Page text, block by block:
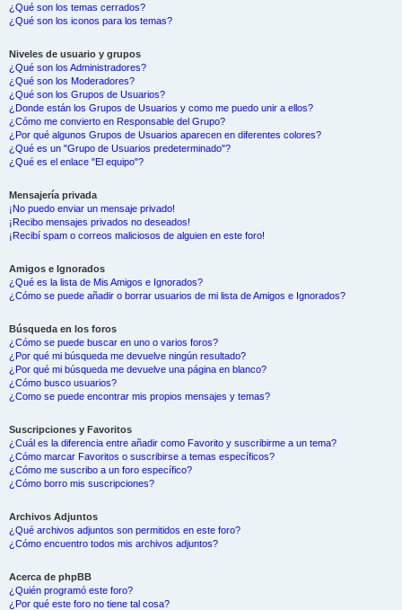
¿Qué son los temas cerrados?
¿Qué son los iconos para los temas?
Niveles de usuario y grupos
¿Qué son los Administradores?
¿Qué son los Moderadores?
¿Qué son los Grupos de Usuarios?
¿Donde están los Grupos de Usuarios y como me puedo unir a ellos?
¿Cómo me convierto en Responsable del Grupo?
¿Por qué algunos Grupos de Usuarios aparecen en diferentes colores?
¿Qué es un "Grupo de Usuarios predeterminado"?
¿Qué es el enlace "El equipo"?
Mensajería privada
¡No puedo enviar un mensaje privado!
¡Recibo mensajes privados no deseados!
¡Recibí spam o correos maliciosos de alguien en este foro!
Amigos e Ignorados
¿Qué es la lista de Mis Amigos e Ignorados?
¿Cómo se puede añadir o borrar usuarios de mi lista de Amigos e Ignorados?
Búsqueda en los foros
¿Cómo se puede buscar en uno o varios foros?
¿Por qué mi búsqueda me devuelve ningún resultado?
¿Por qué mi búsqueda me devuelve una página en blanco?
¿Cómo busco usuarios?
¿Como se puede encontrar mis propios mensajes y temas?
Suscripciones y Favoritos
¿Cuál es la diferencia entre añadir como Favorito y suscribirme a un tema?
¿Cómo marcar Favoritos o suscribirse a temas específicos?
¿Cómo me suscribo a un foro específico?
¿Cómo borro mis suscripciones?
Archivos Adjuntos
¿Qué archivos adjuntos son permitidos en este foro?
¿Cómo encuentro todos mis archivos adjuntos?
Acerca de phpBB
¿Quién programó este foro?
¿Por qué este foro no tiene tal cosa?